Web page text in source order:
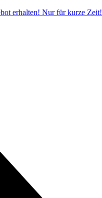
erhalten! Nur für kurze Zeit!